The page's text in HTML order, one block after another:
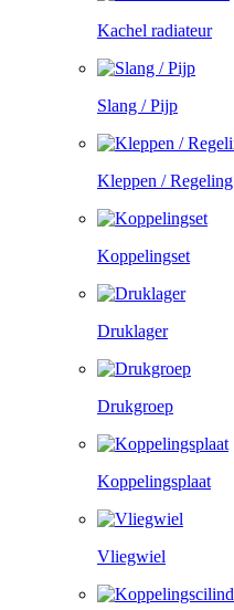
Kachel radiateur
Slang / Pijp
Kleppen / Regeling
Koppelingset
Druklager
Drukgroep
Koppelingsplaat
Vliegwiel